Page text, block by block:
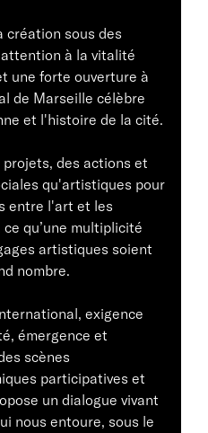
création sous des
à la vitalité
une forte ouverture à
de Marseille célèbre
et l'histoire de la cité.
projets, des actions et
qu'artistiques pour
entre l'art et les
qu’une multiplicité
artistiques soient
nombre.
exigence
émergence et
scènes
participatives et
un dialogue vivant
nous entoure, sous le